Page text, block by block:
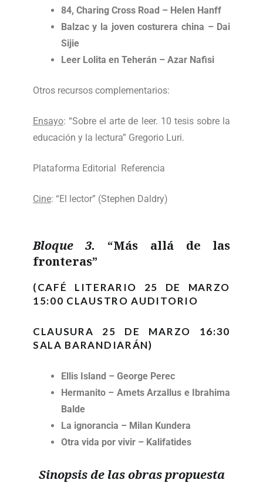
84, Charing Cross Road – Helen Hanff
Balzac y la joven costurera china – Dai
Sijie
Leer Lolita en Teherán – Azar Nafisi
Otros recursos complementarios:
Ensayo: “Sobre el arte de leer. 10 tesis sobre la
educación y la lectura” Gregorio Luri.
Plataforma Editorial Referencia
Cine: “El lector” (Stephen Daldry)
Bloque 3. “Más allá de las
fronteras”
(CAFÉ LITERARIO 25 DE MARZO
15:00 CLAUSTRO AUDITORIO
CLAUSURA 25 DE MARZO 16:30
SALA BARANDIARÁN)
Ellis Island – George Perec
Hermanito – Amets Arzallus e Ibrahima
Balde
La ignorancia – Milan Kundera
Otra vida por vivir – Kalifatides
Sinopsis de las obras propuesta